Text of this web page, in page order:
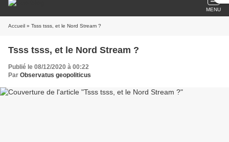
MENU
Accueil » Tsss tsss, et le Nord Stream ?
Tsss tsss, et le Nord Stream ?
Publié le 08/12/2020 à 00:22
Par Observatus geopoliticus